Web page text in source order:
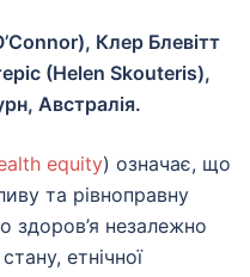
Клер Блевітт
(Helen Skouteris),
Австралія.
equity) означає, що
та рівноправну
здоров’я незалежно
етнічної